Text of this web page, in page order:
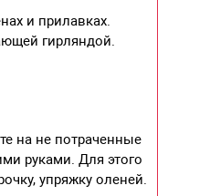
и прилавках.
гирляндой.
на не потраченные
руками. Для этого
упряжку оленей.